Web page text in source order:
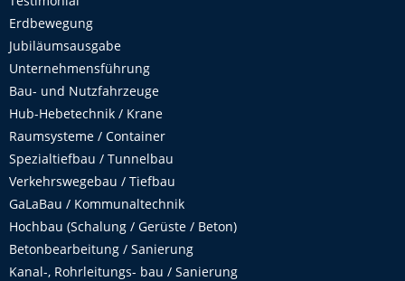
Erdbewegung
Jubiläumsausgabe
Unternehmensführung
Bau- und Nutzfahrzeuge
Hub-Hebetechnik / Krane
Raumsysteme / Container
Spezialtiefbau / Tunnelbau
Verkehrswegebau / Tiefbau
GaLaBau / Kommunaltechnik
Hochbau (Schalung / Gerüste / Beton)
Betonbearbeitung / Sanierung
Kanal-, Rohrleitungs- bau / Sanierung